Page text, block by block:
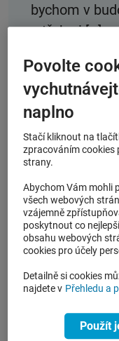
bychom v
a třeba i […]
platebních
brány
Potřebujete
Povolte
naplno
Stačí kliknout na
zpracováním cookies
strany.
Abychom Vám mohli
všech webových
vzájemně
poskytnout co
obsahu webových
cookies pro účely
Detailně si cookies
najdete v Přehledu a
Použít